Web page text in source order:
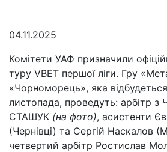
04.11.2025
Комітети УАФ призначили
туру VBET першої ліги. Гру
«Чорноморець», яка
листопада, проведуть: арбітр з
СТАШУК (на фото), асистенти
(Чернівці) та Сергій Наскалов
четвертий арбітр Ростислав